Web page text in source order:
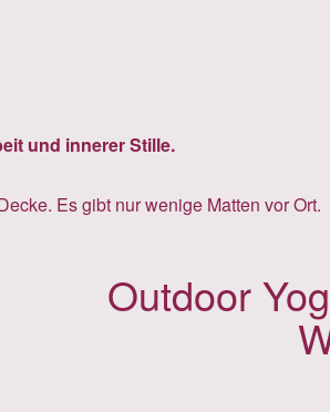
und innerer Stille.
Es gibt nur wenige Matten vor Ort.
Outdoor